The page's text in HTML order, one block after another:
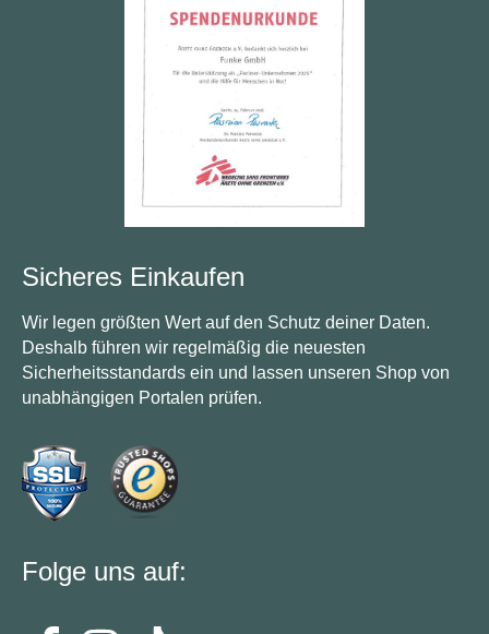
Sicheres Einkaufen
Wir legen größten Wert auf den Schutz deiner Daten.
Deshalb führen wir regelmäßig die neuesten
Sicherheitsstandards ein und lassen unseren Shop von
unabhängigen Portalen prüfen.
Folge uns auf: